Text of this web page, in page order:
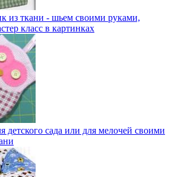
из ткани - шьем своими руками,
класс в картинках
детского сада или для мелочей своими